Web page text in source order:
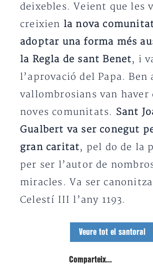
deixebles. Veient que les
creixien la nova
adoptar una forma més
la Regla de sant Benet, i
l’aprovació del Papa. Ben
vallombrosians van haver
noves comunitats. Sant
Gualbert va ser conegut
gran caritat, pel do de la
per ser l’autor de
miracles. Va ser
Celestí III l’any 1193.
Veure tot el santoral
Comparteix...